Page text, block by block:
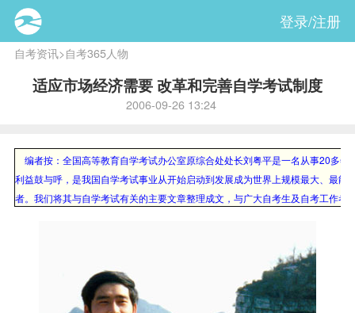
登录/注册
自考资讯>自考365人物
适应市场经济需要 改革和完善自学考试制度
2006-09-26 13:24
编者按：全国高等教育自学考试办公室原综合处处长刘粤平是一名从事20多
利益鼓与呼，是我国自学考试事业从开始启动到发展成为世界上规模最大、最
者。我们将其与自学考试有关的主要文章整理成文，与广大自考生及自考工作者